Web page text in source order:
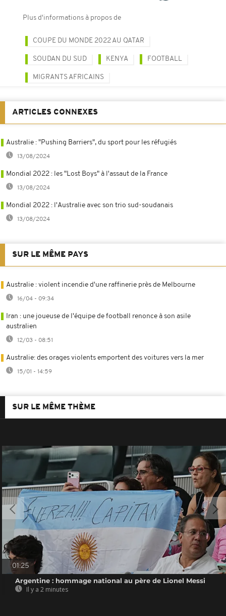
Plus d'informations à propos de
COUPE DU MONDE 2022 AU QATAR
SOUDAN DU SUD KENYA FOOTBALL
MIGRANTS AFRICAINS
ARTICLES CONNEXES
Australie : "Pushing Barriers", du sport pour les réfugiés
13/08/2024
Mondial 2022 : les "Lost Boys" à l'assaut de la France
13/08/2024
Mondial 2022 : l'Australie avec son trio sud-soudanais
13/08/2024
SUR LE MÊME PAYS
Australie : violent incendie d'une raffinerie près de Melbourne
16/04 - 09:34
Iran : une joueuse de l'équipe de football renonce à son asile
australien
12/03 - 08:51
Australie: des orages violents emportent des voitures vers la mer
15/01 - 14:59
SUR LE MÊME THÈME
01:25
Argentine : hommage national au père de Lionel Messi
Il y a 2 minutes